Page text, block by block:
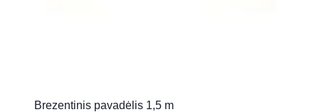
Brezentinis pavadėlis 1,5 m